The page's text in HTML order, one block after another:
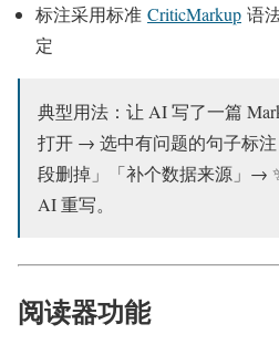
标注采用标准 CriticMarkup 语
定
典型用法：让 AI 写了一篇
打开 → 选中有问题的句子标
段删掉」「补个数据来源」→
AI 重写。
阅读器功能